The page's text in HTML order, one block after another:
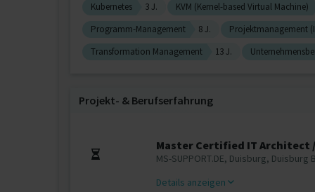
Kubernetes
3 J.
KVM (Kernel-based Virtual Machine)
Programm-Management
8 J.
Projektmanagement
Transformation Management
13 J.
Projekt‐ & Berufserfahrung
Master Certified IT Architect
MS-SUPPORT.DE, Duisburg, Duisburg
Details anzeigen